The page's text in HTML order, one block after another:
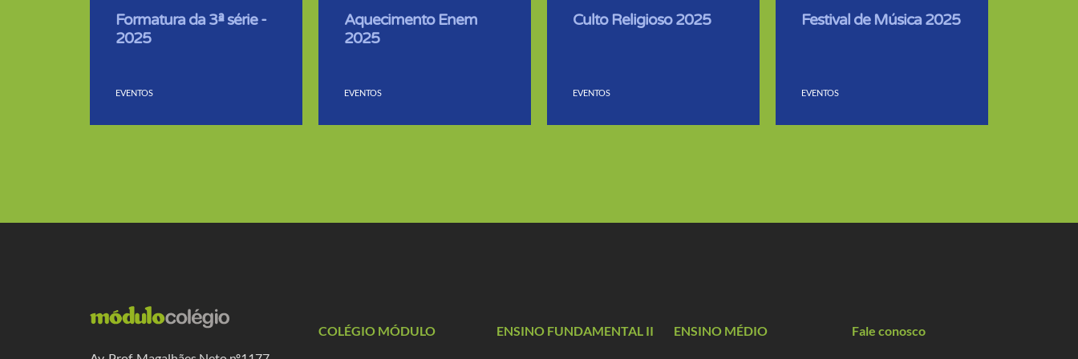
Formatura da 3ª série -
2025
EVENTOS
Aquecimento Enem
2025
EVENTOS
Culto Religioso 2025
EVENTOS
Festival de Música 2025
EVENTOS
COLÉGIO MÓDULO ENSINO FUNDAMENTAL II ENSINO MÉDIO Fale conosco